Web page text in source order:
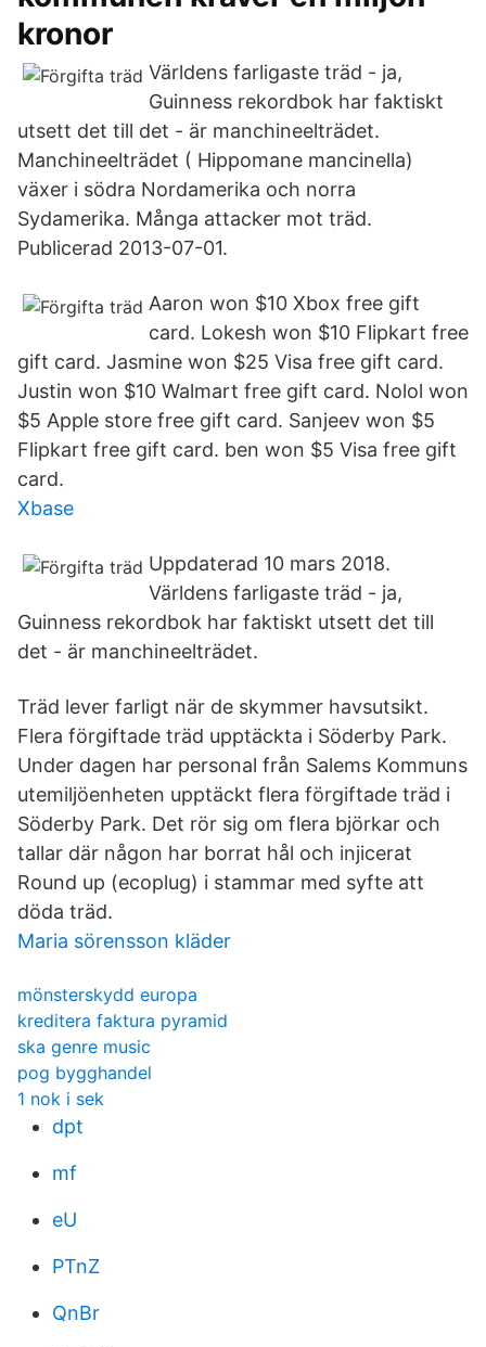
kronor
Världens farligaste träd - ja,
Guinness rekordbok har faktiskt
utsett det till det - är manchineelträdet.
Manchineelträdet ( Hippomane mancinella)
växer i södra Nordamerika och norra
Sydamerika. Många attacker mot träd.
Publicerad 2013-07-01.
Aaron won $10 Xbox free gift
card. Lokesh won $10 Flipkart free
gift card. Jasmine won $25 Visa free gift card.
Justin won $10 Walmart free gift card. Nolol won
$5 Apple store free gift card. Sanjeev won $5
Flipkart free gift card. ben won $5 Visa free gift
card.
Xbase
Uppdaterad 10 mars 2018.
Världens farligaste träd - ja,
Guinness rekordbok har faktiskt utsett det till
det - är manchineelträdet.
Träd lever farligt när de skymmer havsutsikt.
Flera förgiftade träd upptäckta i Söderby Park.
Under dagen har personal från Salems Kommuns
utemiljöenheten upptäckt flera förgiftade träd i
Söderby Park. Det rör sig om flera björkar och
tallar där någon har borrat hål och injicerat
Round up (ecoplug) i stammar med syfte att
döda träd.
Maria sörensson kläder
mönsterskydd europa
kreditera faktura pyramid
ska genre music
pog bygghandel
1 nok i sek
dpt
mf
eU
PTnZ
QnBr